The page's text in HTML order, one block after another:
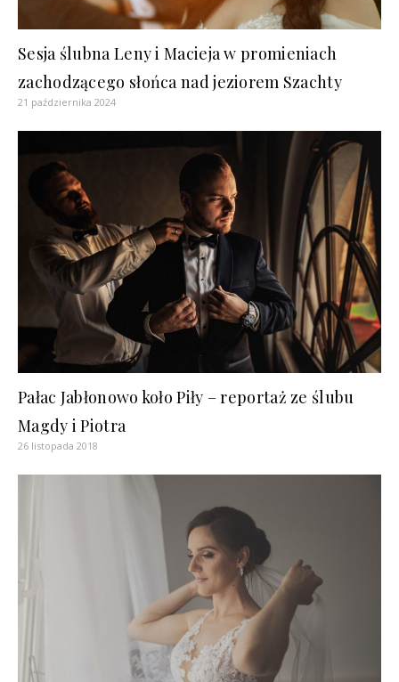
Sesja ślubna Leny i Macieja w promieniach
zachodzącego słońca nad jeziorem Szachty
21 października 2024
Pałac Jabłonowo koło Piły – reportaż ze ślubu
Magdy i Piotra
26 listopada 2018